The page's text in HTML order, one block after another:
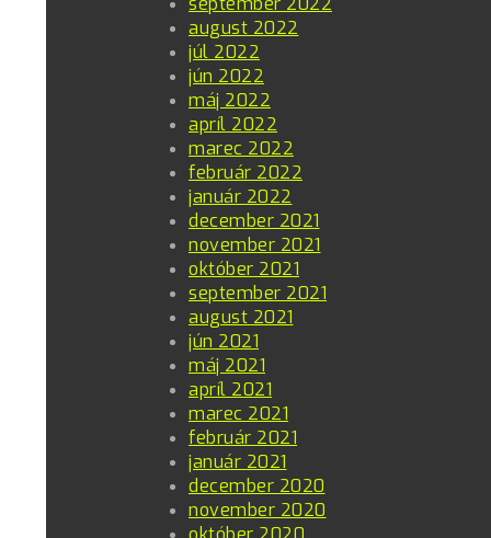
august 2022
júl 2022
jún 2022
máj 2022
apríl 2022
marec 2022
február 2022
január 2022
december 2021
november 2021
október 2021
september 2021
august 2021
jún 2021
máj 2021
apríl 2021
marec 2021
február 2021
január 2021
december 2020
november 2020